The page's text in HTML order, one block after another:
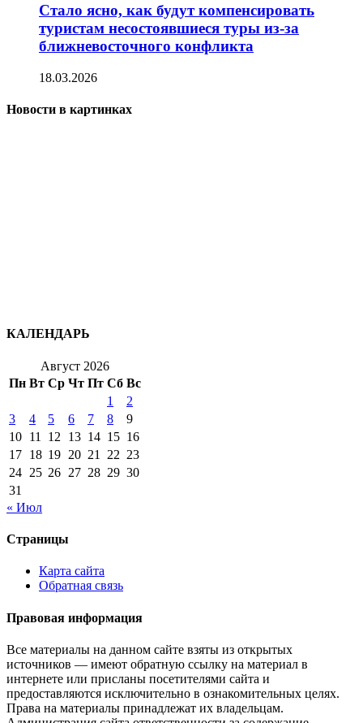
Стало ясно, как будут компенсировать
туристам несостоявшиеся туры из-за
ближневосточного конфликта
18.03.2026
Новости в картинках
КАЛЕНДАРЬ
Август 2026
Пн Вт Ср Чт Пт Сб Вс
1
2
3
4 5 6 7 8
9
10 11 12 13 14 15 16
17 18 19 20 21 22 23
24 25 26 27 28 29 30
31
« Июл
Страницы
Карта сайта
Обратная связь
Правовая информация
Все материалы на данном сайте взяты из открытых
источников — имеют обратную ссылку на материал в
интернете или присланы посетителями сайта и
предоставляются исключительно в ознакомительных целях.
Права на материалы принадлежат их владельцам.